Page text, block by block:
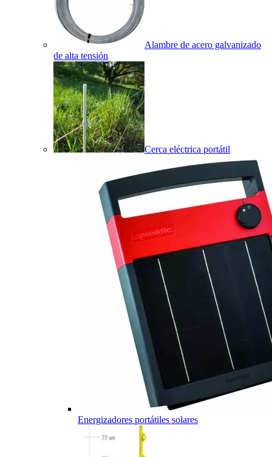
Alambre de acero galvanizado
de alta tensión
Cerca eléctrica portátil
Energizadores portátiles solares